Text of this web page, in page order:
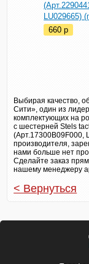
LU029665)
660p
Выбирая качество,
Сити», один из
комплектующих на
с шестерней Stels
(Арт.17300B09F000,
производителя,
нами больше нет
Сделайте заказ
нашему менеджеру
< Вернуться